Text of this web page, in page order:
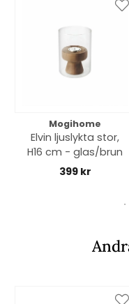
Mogihome
Elvin ljuslykta stor,
H16 cm - glas/brun
399 kr